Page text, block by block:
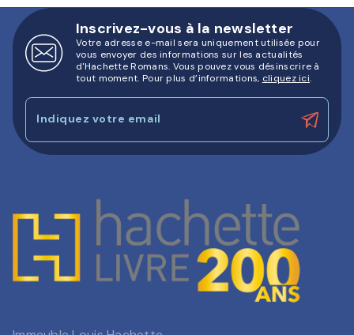
Inscrivez-vous à la newsletter
Votre adresse e-mail sera uniquement utilisée pour
vous envoyer des informations sur les actualités
d'Hachette Romans. Vous pouvez vous désinscrire à
tout moment. Pour plus d’informations, cliquez ici.
Indiquez votre email